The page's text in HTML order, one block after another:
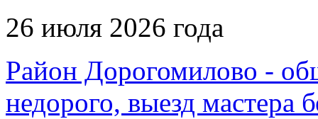
26 июля 2026 года
Район Дорогомилово -
недорого, выезд мастера